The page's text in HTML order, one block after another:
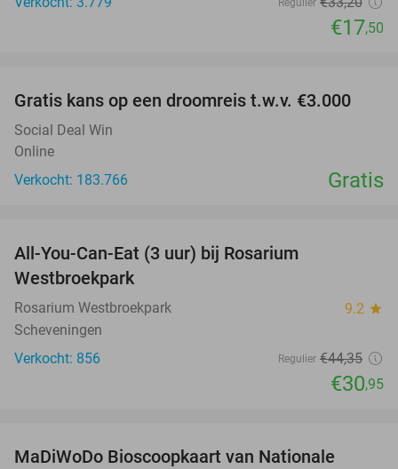
Regulier
€17,50
Gratis kans op een droomreis t.w.v. €3.000
Social Deal Win
Online
Verkocht: 183.766
Gratis
All-You-Can-Eat (3 uur) bij Rosarium
Westbroekpark
Rosarium Westbroekpark 9.2 star
Scheveningen
Verkocht: 856
Regulier €44,35
€30,95
MaDiWoDo Bioscoopkaart van Nationale